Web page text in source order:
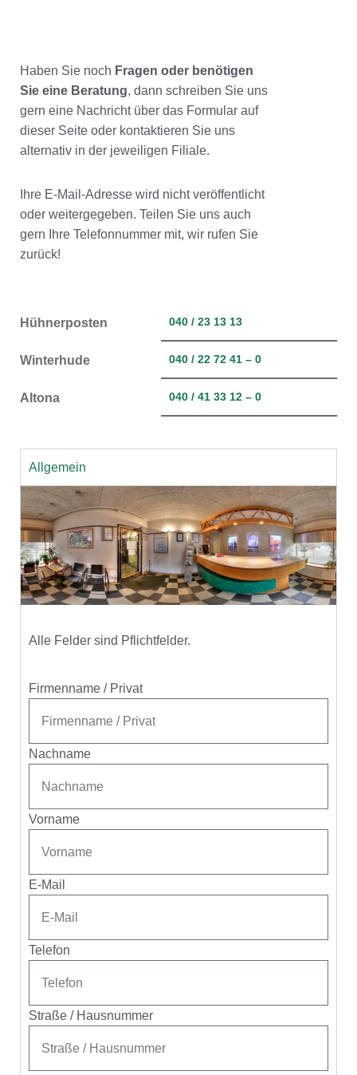
Haben Sie noch Fragen oder benötigen
Sie eine Beratung, dann schreiben Sie uns
gern eine Nachricht über das Formular auf
dieser Seite oder kontaktieren Sie uns
alternativ in der jeweiligen Filiale.
Ihre E-Mail-Adresse wird nicht veröffentlicht
oder weitergegeben. Teilen Sie uns auch
gern Ihre Telefonnummer mit, wir rufen Sie
zurück!
Hühnerposten 040 / 23 13 13
Winterhude 040 / 22 72 41 – 0
Altona 040 / 41 33 12 – 0
Allgemein
Alle Felder sind Pflichtfelder.
Firmenname / Privat
Nachname
Vorname
E-Mail
Telefon
Straße / Hausnummer